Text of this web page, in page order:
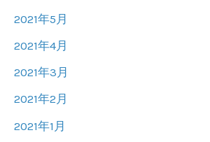
2021年5月
2021年4月
2021年3月
2021年2月
2021年1月